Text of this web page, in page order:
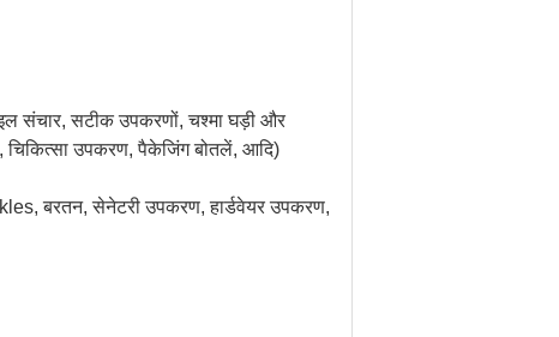
संचार, सटीक उपकरणों, चश्मा घड़ी और
चिकित्सा उपकरण, पैकेजिंग बोतलें, आदि)
बरतन, सेनेटरी उपकरण, हार्डवेयर उपकरण,